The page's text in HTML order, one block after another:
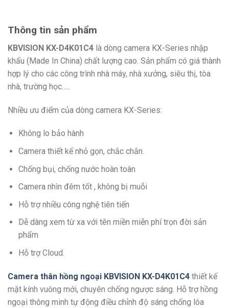
Thông tin sản phẩm
KBVISION KX-D4K01C4 là dòng camera KX-Series nhập
khẩu (Made In China) chất lượng cao. Sản phẩm có giá thành
hợp lý cho các công trình nhà máy, nhà xưởng, siêu thị, tòa
nhà, trường học…..
Nhiều ưu điểm của dòng camera KX-Series:
Không lo bảo hành
Camera thiết kế nhỏ gọn, chắc chắn.
Chống bụi, chống nước hoàn toàn
Camera nhìn đêm tốt , không bị muỗi
Hỗ trợ nhiều công nghệ tiên tiến
Dễ dàng xem từ xa với tên miền miễn phí trọn đời sản
phẩm
Hỗ trợ Cloud.
Camera thân hồng ngoại KBVISION KX-D4K01C4 thiết kế
mặt kính vuông mới, chuyên chống ngược sáng. Hỗ trợ hồng
ngoại thông minh tự động điều chỉnh độ sáng chống lóa